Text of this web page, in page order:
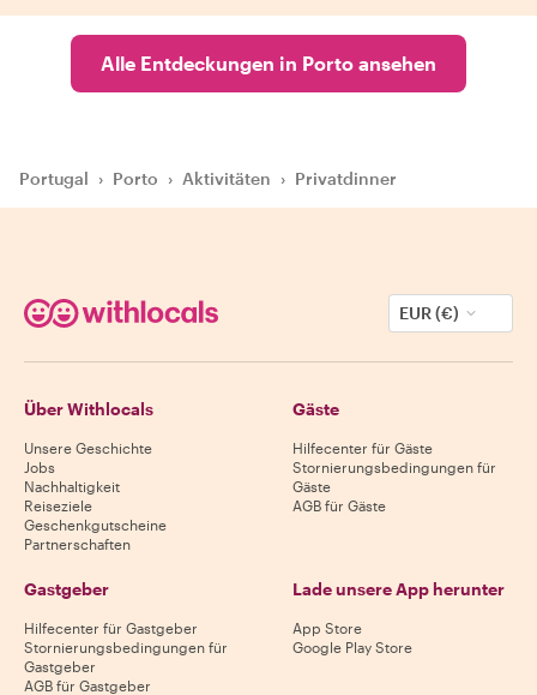
Alle Entdeckungen in Porto ansehen
Portugal › Porto › Aktivitäten › Privatdinner
EUR (€)
Über Withlocals
Unsere Geschichte
Jobs
Nachhaltigkeit
Reiseziele
Geschenkgutscheine
Partnerschaften
Gäste
Hilfecenter für Gäste
Stornierungsbedingungen für
Gäste
AGB für Gäste
Gastgeber
Hilfecenter für Gastgeber
Stornierungsbedingungen für
Gastgeber
AGB für Gastgeber
Lade unsere App herunter
App Store
Google Play Store